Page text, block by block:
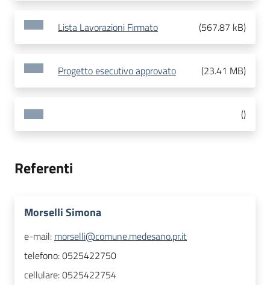
Lista Lavorazioni Firmato (567.87 kB)
Progetto esecutivo approvato (23.41 MB)
()
Referenti
Morselli Simona
e-mail: morselli@comune.medesano.pr.it
telefono:0525422750
cellulare:0525422754